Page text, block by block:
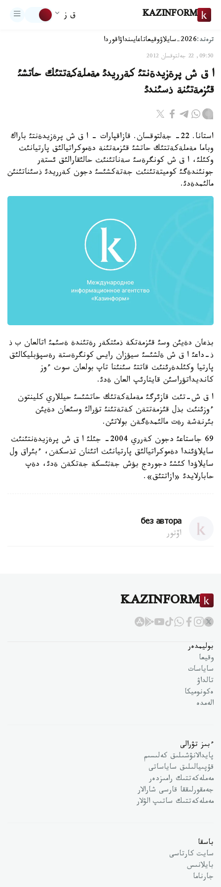
KAZINFORM ق ز
ترەند:2026-سايلاۋ وقيعاتاعايىنداۋاقوردا
09:50, 22 جەلتوقسان 2012
ا ق ش پرةزيدةنتئ كةرريدئ مةملةكةتتئك حاتشئ
قئزمةتئنة ذسئندئ
استانا. 22- جةلتوقسان. قازاقپارات - ا ق ش پرةزيدةنتئ باراك
وباما مةملةكةتتئك حاتشئ قئزمةتئنة دةموكراتيالئق پارتيانئث
وكئلئ، ا ق ش كونگرةسئ سةناتئنئث حالئقارالئق ئستةر
جونئندةگئ كوميتةتئنئث جةتةكشئسئ دجون كةرريدئ ذسئناتئنئن
مالئمدةدئ.
بذعان دةيئن وسئ قئزمةتكة ذمئتكةر رةتئندة ةسئمئ اتالعان ب ذ
ذ-داعئ ا ق ش ةلشئسئ سيؤزان رايس كونگرةستة رةسپؤبليكالئق
پارتيا وكئلدةرئنئث قاتتئ سئنئنا تاپ بولعان سوث ءوز
كانديداتؤراسئن قايتارئپ العان ةدئ.
ا ق ش-تئث قازئرگئ مةملةكةتئك حاتشئسئ حيللاري كلينتون
ءوزئنئث بذل قئزمةتتةن كةتةتئنئ تؤرالئ وسئعان دةيئن
بئرنةشة رةت مالئمدةگةن بولاتئن.
69 جاستاعئ دجون كةرري 2004- جئلئ ا ق ش پرةزيدةنتئنئث
سايلاؤئندا دةموكراتيالئق پارتيانئث اتئنان تذسكةن، ءبئراق ول
سايلاؤدا كئشئ دجوردج بؤش جةثئسكة جةتكةن ةدئ، دةپ
حابارلايدئ «ازاتتئق».
без автора
اۆتور
KAZINFORM
بوليمدەر
وقيعا
ساياسات
تالداۋ
ەكونوميكا
الەمدە
ءبىز تۋرالى
پايدالانۋشىلىق كەلىسىم
قۇپىيالىلىق ساياساتى
مەملەكەتتىك رامىزدەر
جەمقورلىققا قارسى شارالار
مەملەكەتتىك ساتىپ الۋلار
باسقا
سايت كارتاسى
بايلانىس
جارناما